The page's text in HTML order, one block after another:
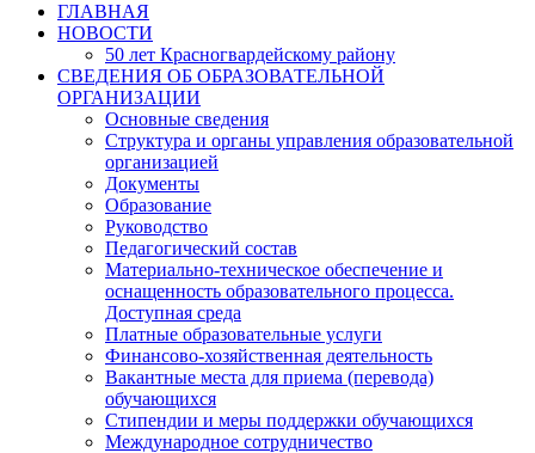
ГЛАВНАЯ
НОВОСТИ
50 лет Красногвардейскому району
СВЕДЕНИЯ ОБ ОБРАЗОВАТЕЛЬНОЙ
ОРГАНИЗАЦИИ
Основные сведения
Структура и органы управления образовательной
организацией
Документы
Образование
Руководство
Педагогический состав
Материально-техническое обеспечение и
оснащенность образовательного процесса.
Доступная среда
Платные образовательные услуги
Финансово-хозяйственная деятельность
Вакантные места для приема (перевода)
обучающихся
Стипендии и меры поддержки обучающихся
Международное сотрудничество